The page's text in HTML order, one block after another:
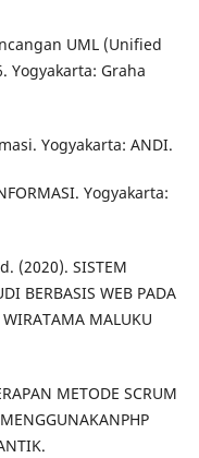
UML (Unified
Yogyakarta: Graha
Yogyakarta: ANDI.
Yogyakarta:
(2020). SISTEM
BERBASIS WEB PADA
MALUKU
METODE SCRUM